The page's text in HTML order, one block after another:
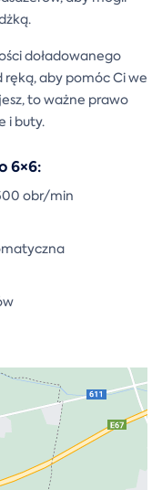
doładowanego
ręką, aby pomóc Ci we
to ważne prawo
i buty.
6×6:
obr/min